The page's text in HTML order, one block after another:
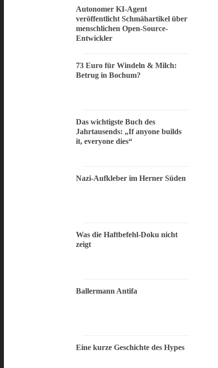
Autonomer KI-Agent
veröffentlicht Schmähartikel über
menschlichen Open-Source-
Entwickler
73 Euro für Windeln & Milch:
Betrug in Bochum?
Das wichtigste Buch des
Jahrtausends: „If anyone builds
it, everyone dies“
Nazi-Aufkleber im Herner Süden
Was die Haftbefehl-Doku nicht
zeigt
Ballermann Antifa
Eine kurze Geschichte des Hypes